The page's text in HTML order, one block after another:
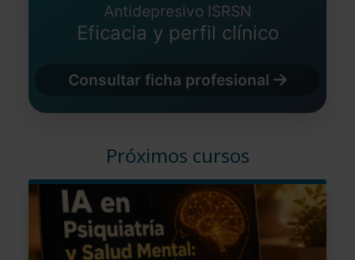
Antidepresivo ISRSN
Eficacia y perfil clínico
Consultar ficha profesional
Próximos cursos